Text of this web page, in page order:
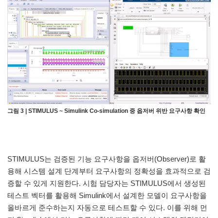
그림 3 | STIMULUS ~ Simulink Co-simulation 중 옵저버 위반 요구사항 확인
STIMULUS는 검증된 기능 요구사항을 옵저버(Observer)로 활
용해 시스템 설계 단계부터 요구사항의 정확성을 효과적으로 검
증할 수 있게 지원한다. 시험 담당자는 STIMULUS에서 생성된
테스트 벡터를 활용해 Simulink에서 설계한 모델이 요구사항을
올바르게 준수하는지 자동으로 테스트할 수 있다. 이를 위해 먼